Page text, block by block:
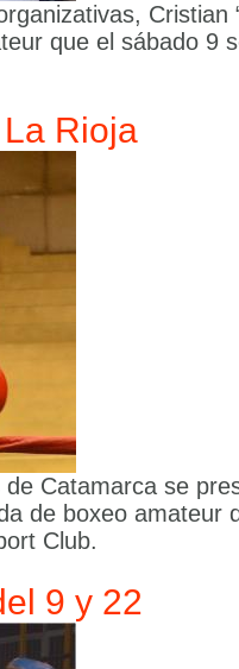
Cristian
que el sábado 9
Rioja
de Catamarca se
de boxeo amateur
Club.
9 y 22